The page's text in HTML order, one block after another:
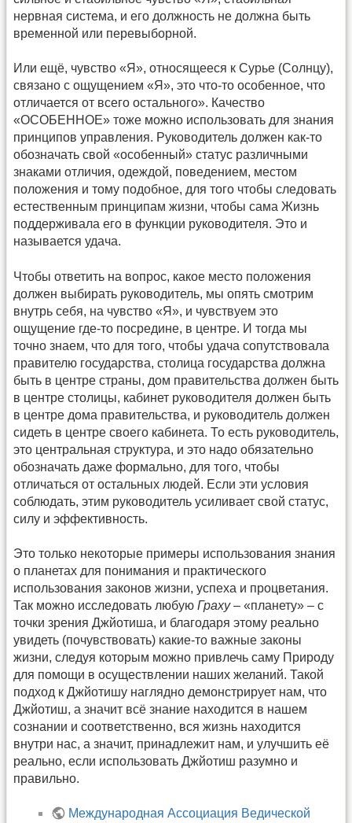
нервная система, и его должность не должна быть
временной или перевыборной.
Или ещё, чувство «Я», относящееся к Сурье (Солнцу),
связано с ощущением «Я», это что-то особенное, что
отличается от всего остального». Качество
«ОСОБЕННОЕ» тоже можно использовать для знания
принципов управления. Руководитель должен как-то
обозначать свой «особенный» статус различными
знаками отличия, одеждой, поведением, местом
положения и тому подобное, для того чтобы следовать
естественным принципам жизни, чтобы сама Жизнь
поддерживала его в функции руководителя. Это и
называется удача.
Чтобы ответить на вопрос, какое место положения
должен выбирать руководитель, мы опять смотрим
внутрь себя, на чувство «Я», и чувствуем это
ощущение где-то посредине, в центре. И тогда мы
точно знаем, что для того, чтобы удача сопутствовала
правителю государства, столица государства должна
быть в центре страны, дом правительства должен быть
в центре столицы, кабинет руководителя должен быть
в центре дома правительства, и руководитель должен
сидеть в центре своего кабинета. То есть руководитель,
это центральная структура, и это надо обязательно
обозначать даже формально, для того, чтобы
отличаться от остальных людей. Если эти условия
соблюдать, этим руководитель усиливает свой статус,
силу и эффективность.
Это только некоторые примеры использования знания
о планетах для понимания и практического
использования законов жизни, успеха и процветания.
Так можно исследовать любую Граху– «планету» – с
точки зрения Джйотиша, и благодаря этому реально
увидеть (почувствовать) какие-то важные законы
жизни, следуя которым можно привлечь саму Природу
для помощи в осуществлении наших желаний. Такой
подход к Джйотишу наглядно демонстрирует нам, что
Джйотиш, а значит всё знание находится в нашем
сознании и соответственно, вся жизнь находится
внутри нас, а значит, принадлежит нам, и улучшить её
реально, если использовать Джйотиш разумно и
правильно.
Международная Ассоциация Ведической